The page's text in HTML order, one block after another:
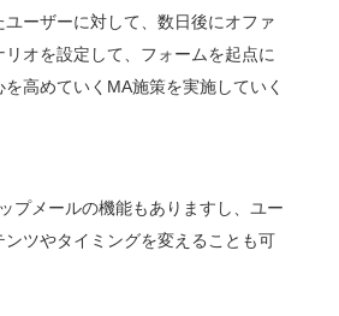
ーザーに対して、数日後にオファ
オを設定して、フォームを起点に
高めていくMA施策を実施していく
プメールの機能もありますし、ユー
ツやタイミングを変えることも可